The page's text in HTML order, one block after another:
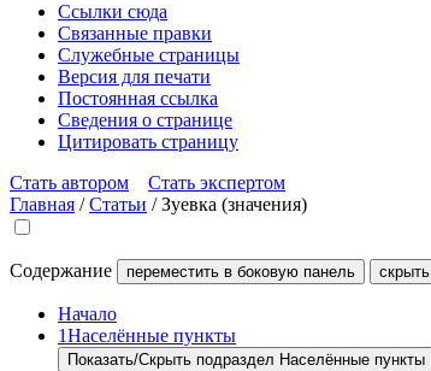
Ссылки сюда
Связанные правки
Служебные страницы
Версия для печати
Постоянная ссылка
Сведения о странице
Цитировать страницу
Стать автором
Стать экспертом
Главная /Статьи /Зуевка (значения)
Содержание переместить в боковую панель скрыть
Начало
1Населённые пункты
Показать/Скрыть подраздел Населённые пункты